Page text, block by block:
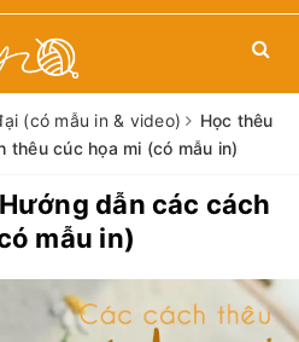
(có mẫu in & video)
Học thêu
cúc họa mi (có mẫu in)
dẫn các cách
mẫu in)